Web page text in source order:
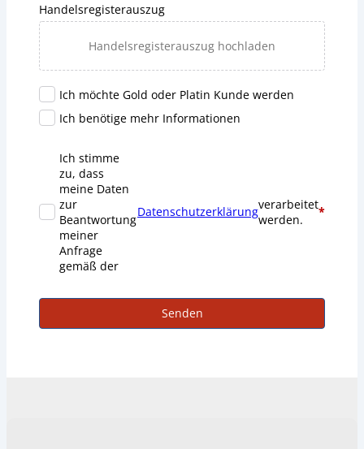
Handelsregisterauszug
Handelsregisterauszug hochladen
Ich möchte Gold oder Platin Kunde werden
Ich benötige mehr Informationen
Ich stimme
zu, dass
meine Daten
zur
Beantwortung
meiner
Anfrage
gemäß der
Datenschutzerklärungverarbeitet
werden.
*
Senden